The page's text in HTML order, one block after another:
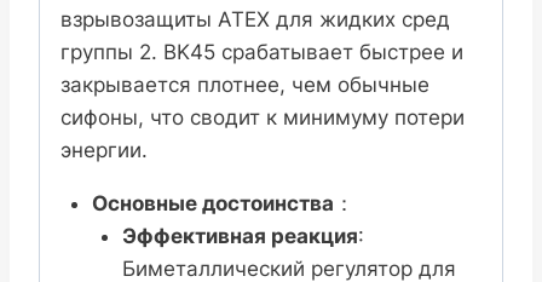
взрывозащиты ATEX для жидких сред
группы 2. BK45 срабатывает быстрее и
закрывается плотнее, чем обычные
сифоны, что сводит к минимуму потери
энергии.
Основные достоинства ：
Эффективная реакция:
Биметаллический регулятор для